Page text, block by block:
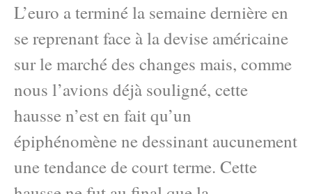
L’euro a terminé la semaine dernière en
se reprenant face à la devise américaine
sur le marché des changes mais, comme
nous l’avions déjà souligné, cette
hausse n’est en fait qu’un
épiphénomène ne dessinant aucunement
une tendance de court terme. Cette